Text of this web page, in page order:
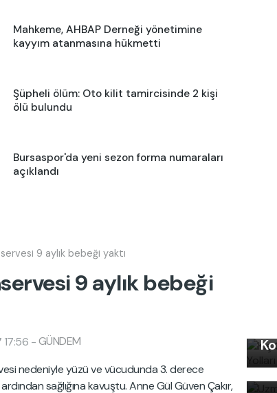
Mahkeme, AHBAP Derneği yönetimine
kayyım atanmasına hükmetti
Şüpheli ölüm: Oto kilit tamircisinde 2 kişi
ölü bulundu
Bursaspor'da yeni sezon forma numaraları
açıklandı
9 aylık bebeği yaktı
9 aylık bebeği
17:56 -GÜNDEM
nedeniyle yüzü ve vücudunda 3. derece
sağlığına kavuştu. Anne Gül Güven Çakır,